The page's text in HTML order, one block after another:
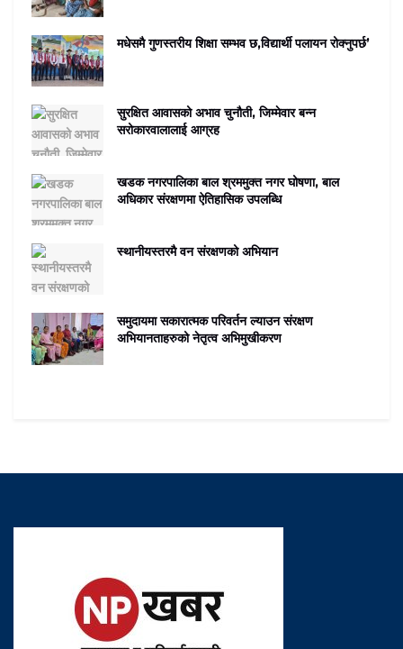
मधेसमै गुणस्तरीय शिक्षा सम्भव छ,विद्यार्थी पलायन रोक्नुपर्छ’
सुरक्षित आवासको अभाव चुनौती, जिम्मेवार बन्न
सरोकारवालालाई आग्रह
खडक नगरपालिका बाल श्रममुक्त नगर घोषणा, बाल
अधिकार संरक्षणमा ऐतिहासिक उपलब्धि
स्थानीयस्तरमै वन संरक्षणको अभियान
समुदायमा सकारात्मक परिवर्तन ल्याउन संरक्षण
अभियानताहरुको नेतृत्व अभिमुखीकरण